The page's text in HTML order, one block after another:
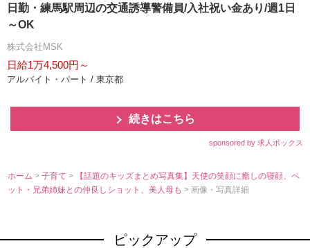
日勤・練馬駅周辺の交通誘導警備員/入社祝い金あり/週1日
～OK
株式会社MSK
日給1万4,500円～
アルバイト・パート / 東京都
続きはこちら
sponsored by 求人ボックス
ホーム >子育て>
【話題のキッズまとめ写真集】天使の笑顔に癒しの寝顔、ペ
ット・兄弟姉妹との仲良しショット、美人母も> 画像・写真詳細
ピックアップ